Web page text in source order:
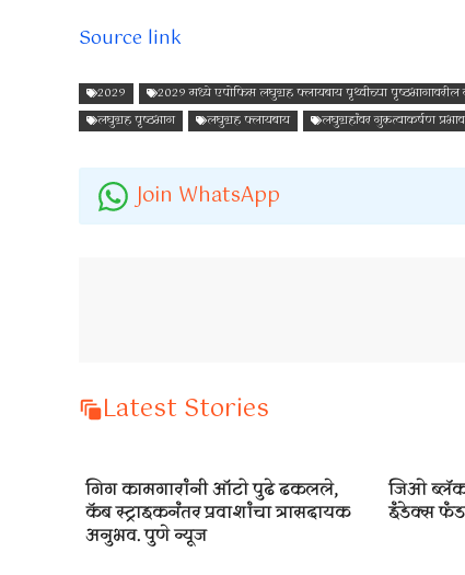
Source link
2029 2029 मध्ये एपोफिस लघुग्रह फ्लायबाय पृथ्वीच्या पृष्ठभागावरील
लघुग्रह पृष्ठभाग
लघुग्रह फ्लायबाय लघुग्रहांवर गुरुत्वाकर्षण प्रभाव
Join WhatsApp
Latest Stories
गिग कामगारांनी ऑटो पुढे ढकलले,
कॅब स्ट्राइकनंतर प्रवाशांचा त्रासदायक
अनुभव. पुणे न्यूज
जिओ
इंडेक्स